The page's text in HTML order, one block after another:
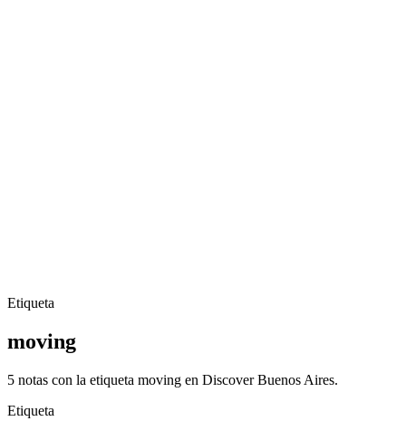
Etiqueta
moving
5 notas con la etiqueta moving en Discover Buenos Aires.
Etiqueta